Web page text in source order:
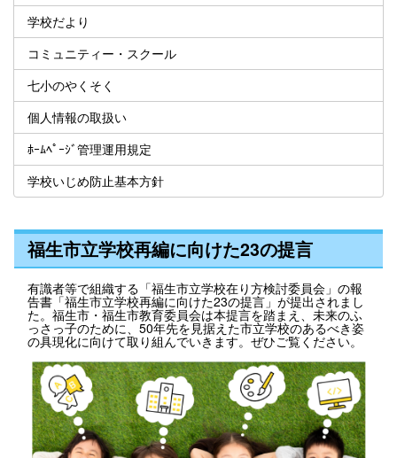
学校だより
コミュニティー・スクール
七小のやくそく
個人情報の取扱い
ﾎｰﾑﾍﾟｰｼﾞ管理運用規定
学校いじめ防止基本方針
福生市立学校再編に向けた23の提言
有識者等で組織する「福生市立学校在り方検討委員会」の報
告書「福生市立学校再編に向けた23の提言」が提出されまし
た。福生市・福生市教育委員会は本提言を踏まえ、未来のふ
っさっ子のために、50年先を見据えた市立学校のあるべき姿
の具現化に向けて取り組んでいきます。ぜひご覧ください。